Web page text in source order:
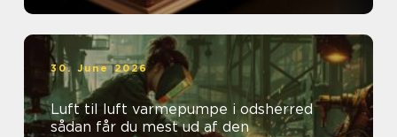
30. June 2026
Luft til luft varmepumpe i odsherred
sådan får du mest ud af den